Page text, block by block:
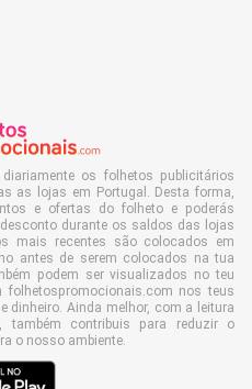
os folhetos publicitários
as lojas em Portugal. Desta forma,
e ofertas do folheto e poderás
durante os saldos das lojas
mais recentes são colocados em
antes de serem colocados na tua
podem ser visualizados no teu
nos teus
dinheiro. Ainda melhor, com a leitura
também contribuis para reduzir o
o nosso ambiente.